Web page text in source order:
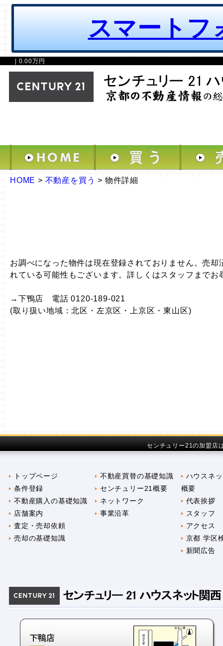
スマートフ
| 0.00万円
HOME > 不動産を買う > 物件詳細
お調べになった物件は現在登録されておりません。売
れている可能性もございます。詳しくはスタッフまでお
→下鴨店 電話 0120-189-021
(取り扱い地域：北区・左京区・上京区・東山区)
センチュリー21の加盟店
トップページ
条件登録
不動産購入の基礎知識
店舗案内
査定・売却依頼
売却の基礎知識
不動産買替の基礎知識
センチュリー21概要
ネットワーク
事業沿革
ハウスネ
概要
代表挨拶
スタッフ
アクセス
京都 学区
新聞広告